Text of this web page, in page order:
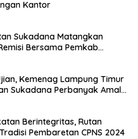
Kantor
Sukadana Matangkan
Bersama Pemkab
Kemenag Lampung Timur
Sukadana Perbanyak Amal
Berintegritas, Rutan
Pembaretan CPNS 2024